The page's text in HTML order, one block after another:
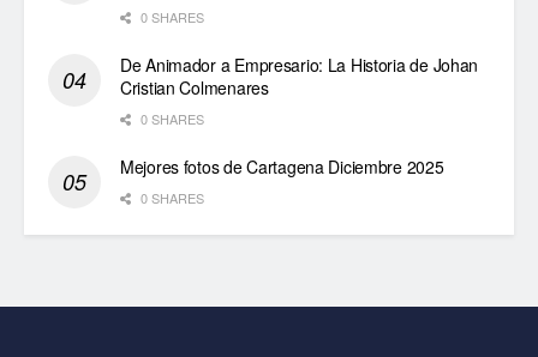
0 SHARES
De Animador a Empresario: La Historia de Johan
Cristian Colmenares
0 SHARES
Mejores fotos de Cartagena Diciembre 2025
0 SHARES